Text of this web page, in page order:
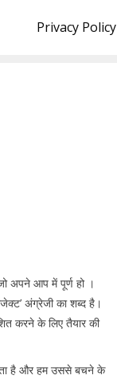
Privacy Policy
जो अपने आप में पूर्ण हो ।
अंग्रेजी का शब्द है।
करने के लिए तैयार की
है और हम उससे बचने के